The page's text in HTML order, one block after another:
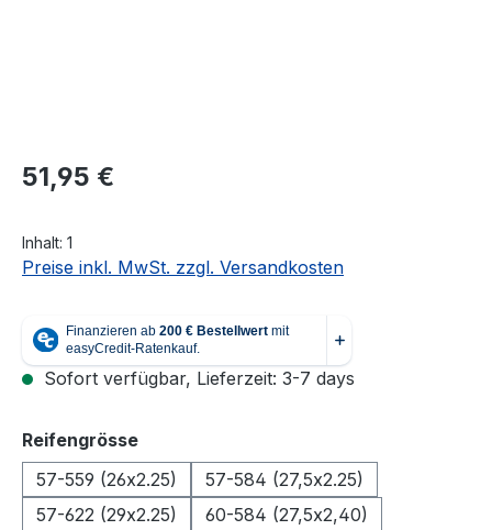
Regulärer Preis:
51,95 €
Inhalt: 1
Preise inkl. MwSt. zzgl. Versandkosten
Sofort verfügbar, Lieferzeit: 3-7 days
Reifengrösseauswählen
57-559 (26x2.25)
57-584 (27,5x2.25)
57-622 (29x2.25)
60-584 (27,5x2,40)